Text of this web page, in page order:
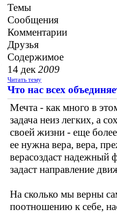
Темы
Сообщения
Комментарии
Друзья
Содержимое
14 дек2009
Читать тему
Что нас всех
Мечта - как много в
задача неиз легких, а
своей жизни - еще
ее нужна вера, вера,
верасоздаст надежный
задаст направление
На сколько мы верны
поотношению к себе,